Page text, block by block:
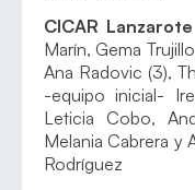
CICAR
Marín, Gema
Ana Radovic (3),
-equipo inicial-
Leticia Cobo,
Melania Cabrera y
Rodríguez